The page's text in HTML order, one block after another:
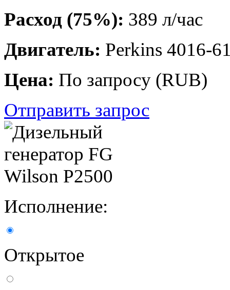
Расход (75%): 389 л/час
Двигатель: Perkins 4016-
Цена: По запросу (RUB)
Отправить запрос
Исполнение:
Открытое